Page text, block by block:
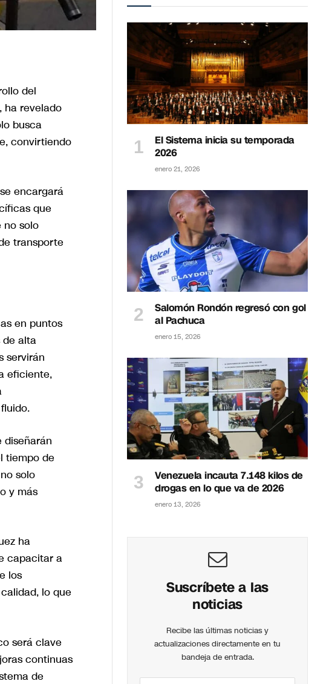
del
ha revelado
busca
convirtiendo
encargará
que
no solo
transporte
en puntos
de alta
servirán
eficiente,
diseñarán
tiempo de
solo
y más
ha
capacitar a
los
lo que
será clave
continuas
de
El Sistema inicia su temporada
2026
enero 21, 2026
Salomón Rondón regresó con gol
al Pachuca
enero 15, 2026
Venezuela incauta 7.148 kilos de
drogas en lo que va de 2026
enero 13, 2026
Suscríbete a las
noticias
Recibe las últimas noticias y
actualizaciones directamente en tu
bandeja de entrada.